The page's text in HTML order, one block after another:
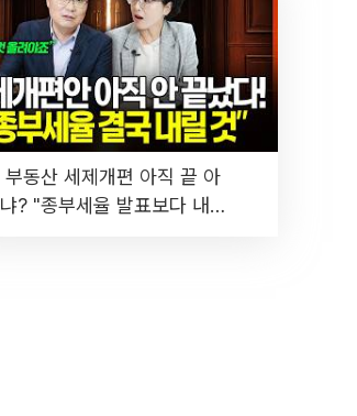
부동산 세제개편 아직 끝 아
냐? "종부세율 발표보다 내릴